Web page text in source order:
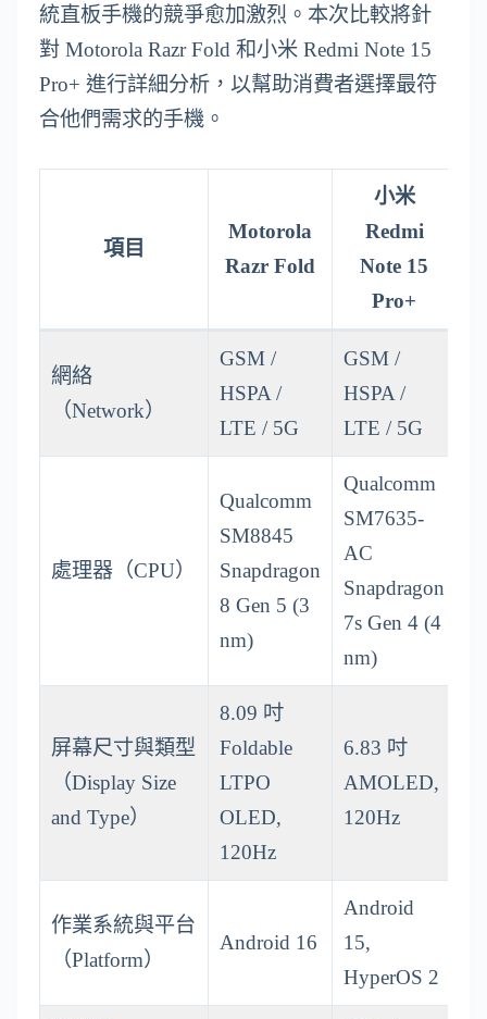
統直板手機的競爭愈加激烈。本次比較將針
對 Motorola Razr Fold 和小米 Redmi Note 15
Pro+ 進行詳細分析，以幫助消費者選擇最符
合他們需求的手機。
項目
Motorola
Razr Fold
小米
Redmi
Note 15
Pro+
網絡
（Network）
GSM /
HSPA /
LTE / 5G
GSM /
HSPA /
LTE / 5G
處理器（CPU）
Qualcomm
SM8845
Snapdragon
8 Gen 5 (3
nm)
Qualcomm
SM7635-
AC
Snapdragon
7s Gen 4 (4
nm)
屏幕尺寸與類型
（Display Size
and Type）
8.09 吋
Foldable
LTPO
OLED,
120Hz
6.83 吋
AMOLED,
120Hz
作業系統與平台
（Platform）
Android 16
Android
15,
HyperOS 2